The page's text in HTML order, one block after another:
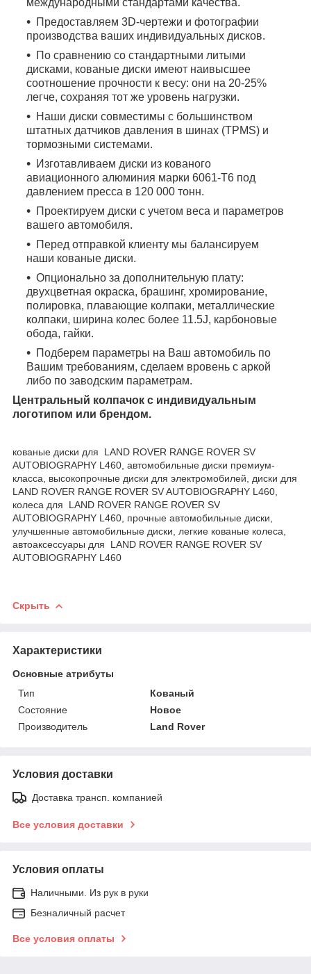
международными стандартами качества.
Предоставляем 3D-чертежи и фотографии
производства ваших индивидуальных дисков.
По сравнению со стандартными литыми
дисками, кованые диски имеют наивысшее
соотношение прочности к весу: они на 20-25%
легче, сохраняя тот же уровень нагрузки.
Наши диски совместимы с большинством
штатных датчиков давления в шинах (TPMS) и
тормозными системами.
Изготавливаем диски из кованого
авиационного алюминия марки 6061-T6 под
давлением пресса в 120 000 тонн.
Проектируем диски с учетом веса и параметров
вашего автомобиля.
Перед отправкой клиенту мы балансируем
наши кованые диски.
Опционально за дополнительную плату:
двухцветная окраска, брашинг, хромирование,
полировка, плавающие колпаки, металлические
колпаки, ширина колес более 11.5J, карбоновые
обода, гайки.
Подберем параметры на Ваш автомобиль по
Вашим требованиям, сделаем вровень с аркой
либо по заводским параметрам.
Центральный колпачок с индивидуальным
логотипом или брендом.
кованые диски для LAND ROVER RANGE ROVER SV
AUTOBIOGRAPHY L460, автомобильные диски премиум-
класса, высокопрочные диски для электромобилей, диски для
LAND ROVER RANGE ROVER SV AUTOBIOGRAPHY L460,
колеса для LAND ROVER RANGE ROVER SV
AUTOBIOGRAPHY L460, прочные автомобильные диски,
улучшенные автомобильные диски, легкие кованые колеса,
автоаксессуары для LAND ROVER RANGE ROVER SV
AUTOBIOGRAPHY L460
Скрыть
Характеристики
Основные атрибуты
Тип
Кованый
Состояние
Новое
Производитель
Land Rover
Условия доставки
Доставка трансп. компанией
Все условия доставки
Условия оплаты
Наличными. Из рук в руки
Безналичный расчет
Все условия оплаты